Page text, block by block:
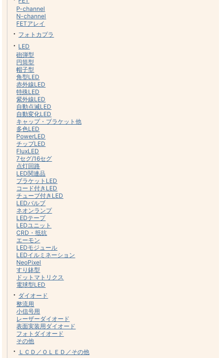
P-channel
N-channel
FETアレイ
・ フォトカプラ
・ LED
砲弾型
円筒型
帽子型
角型LED
赤外線LED
特殊LED
紫外線LED
自動点滅LED
自動変化LED
キャップ・ブラケット他
多色LED
PowerLED
チップLED
FluxLED
7セグ/16セグ
点灯回路
LED関連品
ブラケットLED
コード付きLED
チューブ付きLED
LEDバルブ
ネオンランプ
LEDテープ
LEDユニット
CRD・抵抗
エーモン
LEDモジュール
LEDイルミネーション
NeoPixel
すり鉢型
ドットマトリクス
電球型LED
・ ダイオード
整流用
小信号用
レーザーダイオード
表面実装用ダイオード
フォトダイオード
その他
・ ＬＣＤ／ＯＬＥＤ／その他